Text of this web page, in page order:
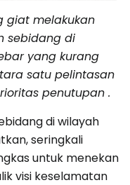
giat melakukan
sebidang di
yang kurang
satu pelintasan
penutupan .
di wilayah
seringkali
untuk menekan
visi keselamatan